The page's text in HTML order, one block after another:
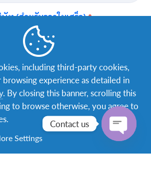
อนการบริจาค
กรอกข้อมูล
Contact us
including third-party cookies,
experience as detailed in
. By closing this banner, scrolling this
to browse otherwise, you agree to
Settings